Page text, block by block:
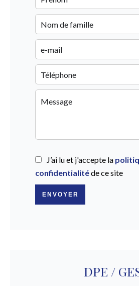
J’ai lu et j'accepte la
confidentialitéde ce site
ENVOYER
DPE /